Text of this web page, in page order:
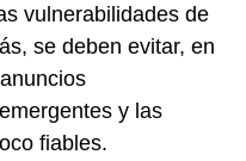
vulnerabilidades de
se deben evitar, en
y las
fiables.